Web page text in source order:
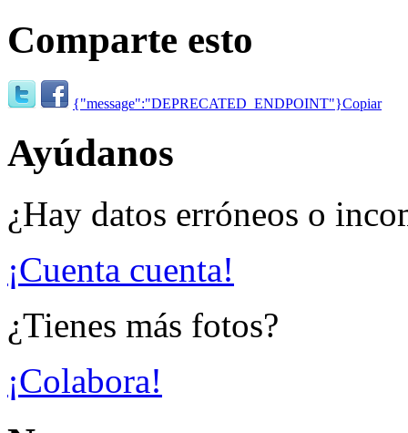
Comparte esto
{"message":"DEPRECATED_ENDPOINT"}Copiar
Ayúdanos
¿Hay datos erróneos o
¡Cuenta cuenta!
¿Tienes más fotos?
¡Colabora!